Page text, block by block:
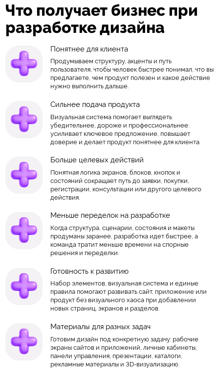
Что получает бизнес при
разработке дизайна
Понятнее для клиента
Продумываем структуру, акценты и путь
пользователя, чтобы человек быстрее понимал, что вы
предлагаете, чем продукт полезен и какое действие
нужно выполнить дальше.
Сильнее подача продукта
Визуальная система помогает выглядеть
убедительнее, дороже и профессиональнее:
усиливает ключевое предложение, повышает
доверие и делает продукт понятнее для клиента.
Больше целевых действий
Понятная логика экранов, блоков, кнопок и
состояний сокращает путь до заявки, покупки,
регистрации, консультации или другого целевого
действия.
Меньше переделок на разработке
Когда структура, сценарии, состояния и макеты
продуманы заранее, разработка идет быстрее, а
команда тратит меньше времени на спорные
решения и переделки.
Готовность к развитию
Набор элементов, визуальная система и единые
правила помогают развивать сайт, приложение или
продукт без визуального хаоса при добавлении
новых страниц, экранов и разделов.
Материалы для разных задач
Готовим дизайн под конкретную задачу: рабочие
экраны сайтов и приложений, личные кабинеты,
панели управления, презентации, каталоги,
рекламные материалы и 3D-визуализацию.